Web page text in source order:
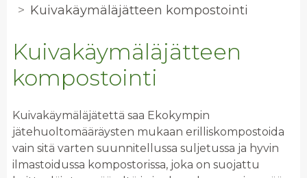
Kui­va­käy­mä­lä­jät­teen kom­pos­toin­ti
Kuivakäymäläjätteen
kompostointi
Kuivakäymäläjätettä saa Ekokympin
jätehuoltomääräysten mukaan erilliskompostoida
vain sitä varten suunnitellussa suljetussa ja hyvin
ilmastoidussa kompostorissa, joka on suojattu